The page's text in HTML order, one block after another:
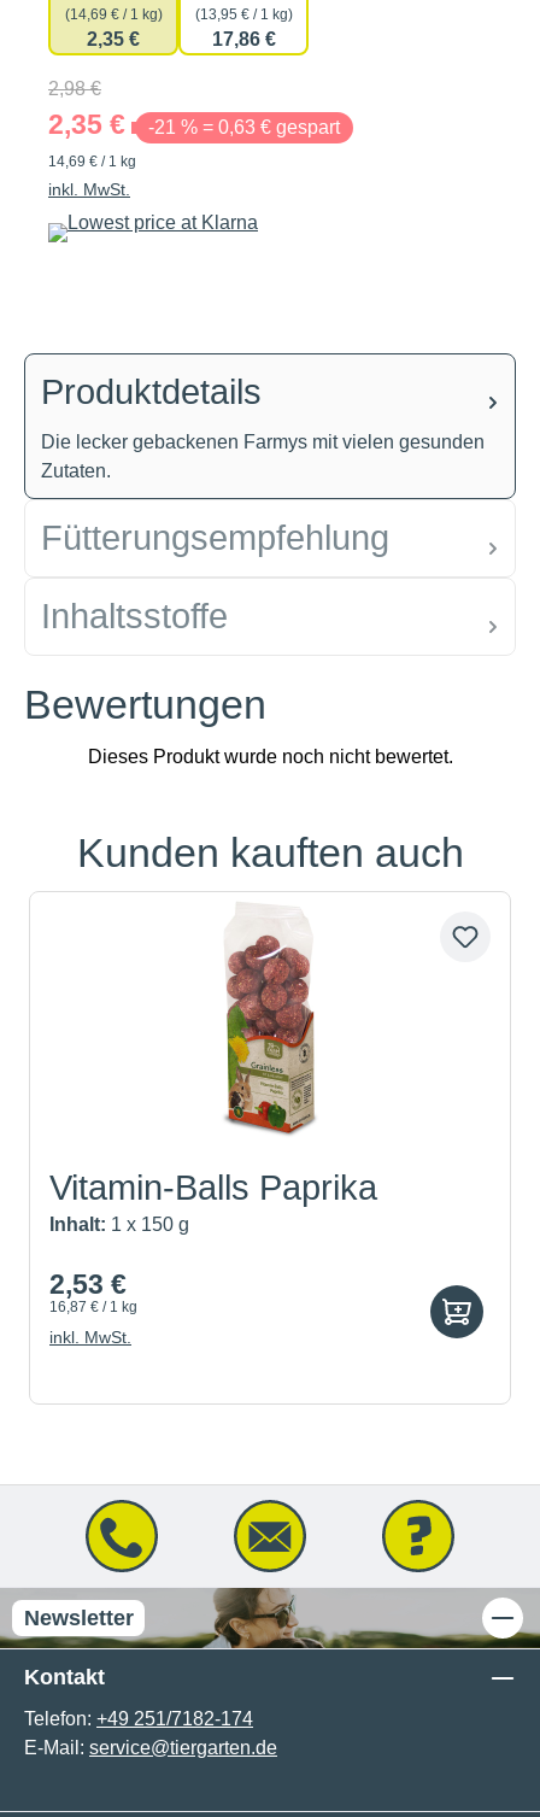
(14,69 € / 1 kg)
2,35 €
(13,95 € / 1 kg)
17,86 €
2,98 €
2,35 € -21 % = 0,63 € gespart
14,69 € / 1 kg
inkl. MwSt.
Produktdetails
Die lecker gebackenen Farmys mit vielen gesunden
Zutaten.
Fütterungsempfehlung
Inhaltsstoffe
Bewertungen
Produktgalerie überspringen
Kunden kauften auch
Vitamin-Balls Paprika
Inhalt: 1 x 150 g
2,53 €
16,87 € / 1 kg
inkl. MwSt.
Newsletter
Kontakt
Telefon: +49 251/7182-174
E-Mail: service@tiergarten.de